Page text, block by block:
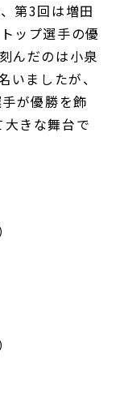
第3回は増田
ップ選手の優
んだのは小泉
ましたが、
が優勝を飾
きな舞台で